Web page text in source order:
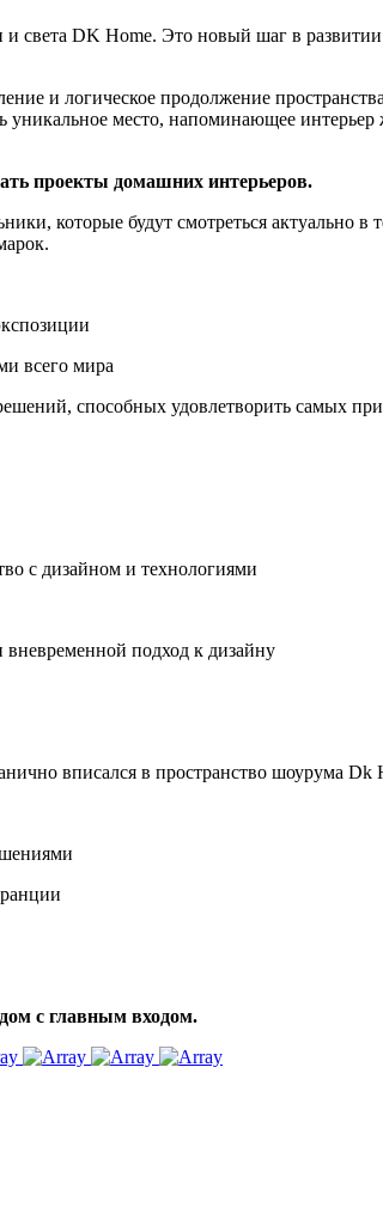
DK Home. Это новый шаг в
и логическое продолжение
место, напоминающее
проекты домашних интерьеров.
которые будут смотреться актуально в
всего мира
способных удовлетворить самых
с дизайном и технологиями
вневременной подход к дизайну
вписался в пространство шоурума Dk
с главным входом.